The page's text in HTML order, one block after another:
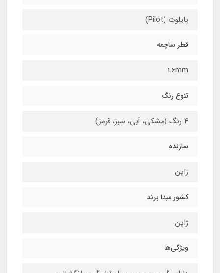
پایلوت (Pilot)
قطر ساچمه
1.۶mm
تنوع رنگ
۴ رنگ (مشکی،‌ آبی، سبز،‌ قرمز)
سازنده
ژاپن
کشور مبدا برند
ژاپن
ویژگی‌ها